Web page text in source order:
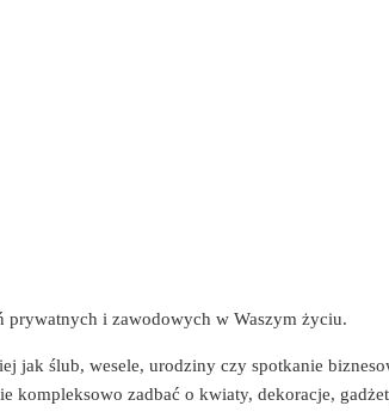
prywatnych i zawodowych w Waszym życiu.
jak ślub, wesele, urodziny czy spotkanie
kompleksowo zadbać o kwiaty, dekoracje,